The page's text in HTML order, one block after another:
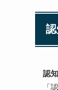
認
「